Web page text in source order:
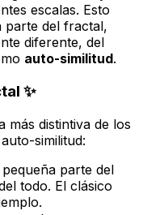
escalas. Esto
parte del fractal,
diferente, del
auto-similitud.
✨
más distintiva de los
similitud:
pequeña parte del
todo. El clásico